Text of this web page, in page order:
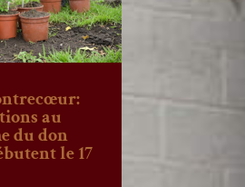
au
du don
le 17